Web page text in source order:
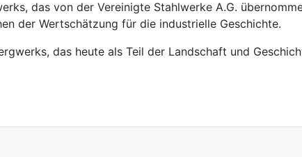
das von der Vereinigte Stahlwerke A.G.
der Wertschätzung für die industrielle Geschichte.
das heute als Teil der Landschaft und